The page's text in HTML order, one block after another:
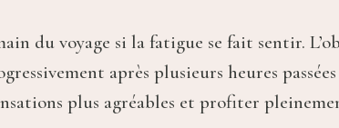
du voyage si la fatigue se fait sentir.
après plusieurs heures
plus agréables et profiter